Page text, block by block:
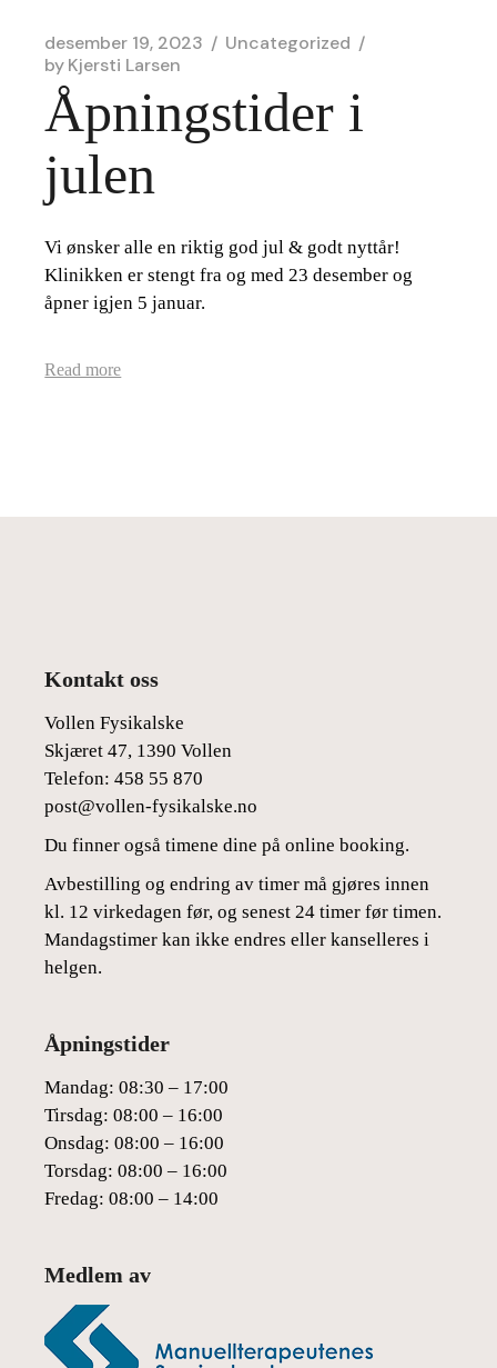
desember 19, 2023
Uncategorized
byKjersti Larsen
Åpningstider i
julen
Vi ønsker alle en riktig god jul & godt nyttår!
Klinikken er stengt fra og med 23 desember og
åpner igjen 5 januar.
Read more
Kontakt oss
Vollen Fysikalske
Skjæret 47, 1390 Vollen
Telefon:458 55 870
post@vollen-fysikalske.no
Du finner også timene dine på online booking.
Avbestilling og endring av timer må gjøres innen
kl. 12 virkedagen før, og senest 24 timer før timen.
Mandagstimer kan ikke endres eller kanselleres i
helgen.
Åpningstider
Mandag: 08:30 – 17:00
Tirsdag: 08:00 – 16:00
Onsdag: 08:00 – 16:00
Torsdag: 08:00 – 16:00
Fredag: 08:00 – 14:00
Medlem av